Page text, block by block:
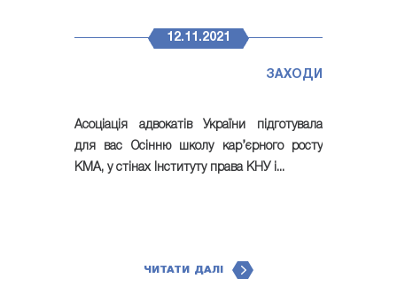
12.11.2021
ЗАХОДИ
Асоціація адвокатів України підготувала
для вас Осінню школу кар’єрного росту
КМА, у стінах Інституту права КНУ і...
ЧИТАТИ ДАЛІ